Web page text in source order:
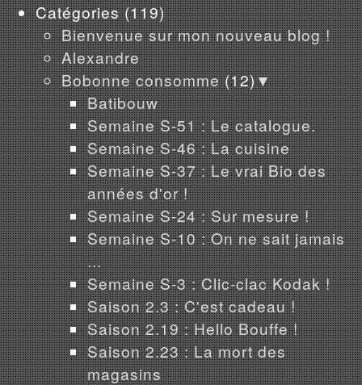
Catégories(119)
Bienvenue sur mon nouveau blog !
Alexandre
Bobonne consomme (12)▼
Batibouw
Semaine S-51 : Le catalogue.
Semaine S-46 : La cuisine
Semaine S-37 : Le vrai Bio des
années d'or !
Semaine S-24 : Sur mesure !
Semaine S-10 : On ne sait jamais
...
Semaine S-3 : Clic-clac Kodak !
Saison 2.3 : C'est cadeau !
Saison 2.19 : Hello Bouffe !
Saison 2.23 : La mort des
magasins